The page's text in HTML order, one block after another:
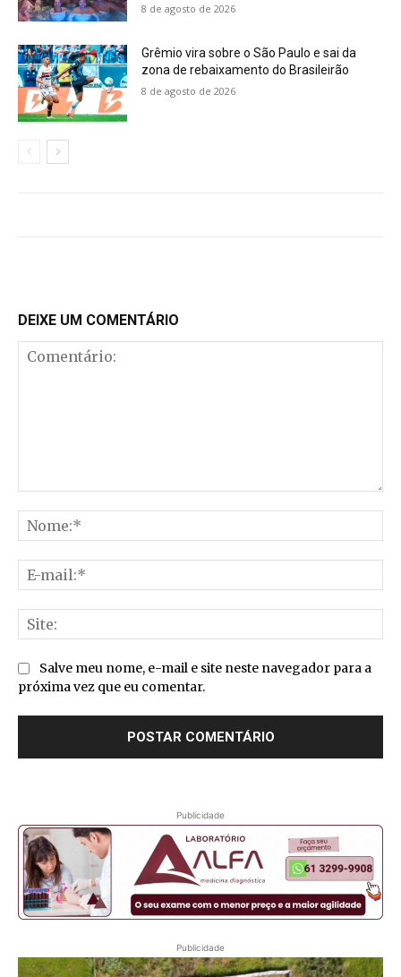
8 de agosto de 2026
Grêmio vira sobre o São Paulo e sai da
zona de rebaixamento do Brasileirão
8 de agosto de 2026
DEIXE UM COMENTÁRIO
Salve meu nome, e-mail e site neste navegador para a
próxima vez que eu comentar.
Publicidade
Publicidade